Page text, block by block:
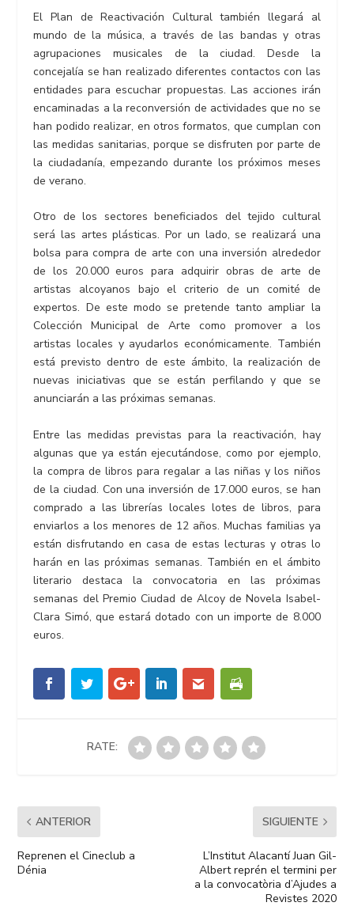
El Plan de Reactivación Cultural también llegará al
mundo de la música, a través de las bandas y otras
agrupaciones musicales de la ciudad. Desde la
concejalía se han realizado diferentes contactos con las
entidades para escuchar propuestas. Las acciones irán
encaminadas a la reconversión de actividades que no se
han podido realizar, en otros formatos, que cumplan con
las medidas sanitarias, porque se disfruten por parte de
la ciudadanía, empezando durante los próximos meses
de verano.
Otro de los sectores beneficiados del tejido cultural
será las artes plásticas. Por un lado, se realizará una
bolsa para compra de arte con una inversión alrededor
de los 20.000 euros para adquirir obras de arte de
artistas alcoyanos bajo el criterio de un comité de
expertos. De este modo se pretende tanto ampliar la
Colección Municipal de Arte como promover a los
artistas locales y ayudarlos económicamente. También
está previsto dentro de este ámbito, la realización de
nuevas iniciativas que se están perfilando y que se
anunciarán a las próximas semanas.
Entre las medidas previstas para la reactivación, hay
algunas que ya están ejecutándose, como por ejemplo,
la compra de libros para regalar a las niñas y los niños
de la ciudad. Con una inversión de 17.000 euros, se han
comprado a las librerías locales lotes de libros, para
enviarlos a los menores de 12 años. Muchas familias ya
están disfrutando en casa de estas lecturas y otras lo
harán en las próximas semanas. También en el ámbito
literario destaca la convocatoria en las próximas
semanas del Premio Ciudad de Alcoy de Novela Isabel-
Clara Simó, que estará dotado con un importe de 8.000
euros.
RATE:
ANTERIOR
Reprenen el Cineclub a
Dénia
SIGUIENTE
L’Institut Alacantí Juan Gil-
Albert reprén el termini per
a la convocatòria d’Ajudes a
Revistes 2020